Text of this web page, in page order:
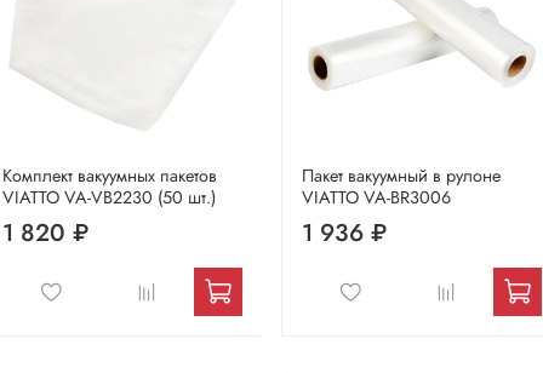
Комплект вакуумных пакетов
VIATTO VA-VB2230 (50 шт.)
1 820 ₽
Пакет вакуумный в рулоне
VIATTO VA-BR3006
1 936 ₽